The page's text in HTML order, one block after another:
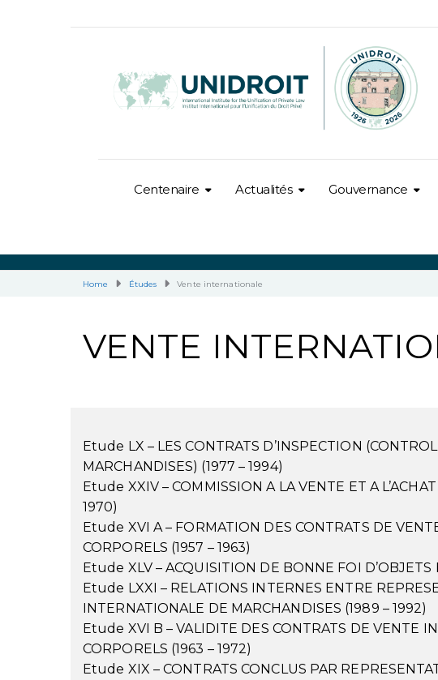
Centenaire Actualités Gouvernance
Home Études Vente internationale
VENTE
Etude LX – LES CONTRATS D’INSPECTION
MARCHANDISES) (1977 – 1994)
Etude XXIV – COMMISSION A LA VENTE ET A
1970)
Etude XVI A – FORMATION DES CONTRATS DE
CORPORELS (1957 – 1963)
Etude XLV – ACQUISITION DE BONNE FOI D’OBJETS
Etude LXXI – RELATIONS INTERNES ENTRE
INTERNATIONALE DE MARCHANDISES (1989 – 1992)
Etude XVI B – VALIDITE DES CONTRATS DE VENTE
CORPORELS (1963 – 1972)
Etude XIX – CONTRATS CONCLUS PAR